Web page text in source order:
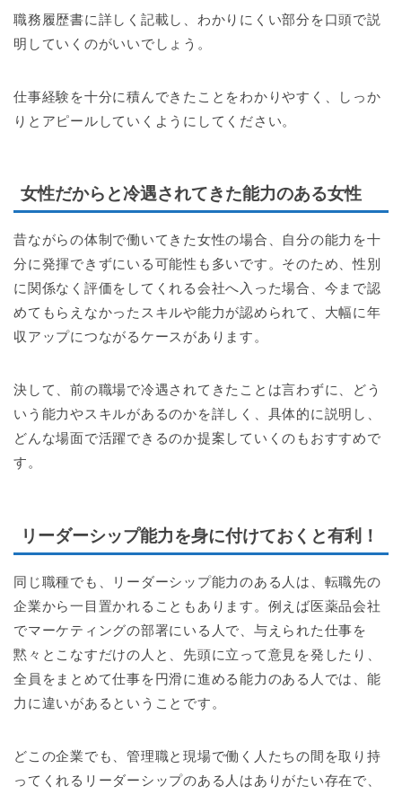
職務履歴書に詳しく記載し、わかりにくい部分を口頭で説
明していくのがいいでしょう。
仕事経験を十分に積んできたことをわかりやすく、しっか
りとアピールしていくようにしてください。
女性だからと冷遇されてきた能力のある女性
昔ながらの体制で働いてきた女性の場合、自分の能力を十
分に発揮できずにいる可能性も多いです。そのため、性別
に関係なく評価をしてくれる会社へ入った場合、今まで認
めてもらえなかったスキルや能力が認められて、大幅に年
収アップにつながるケースがあります。
決して、前の職場で冷遇されてきたことは言わずに、どう
いう能力やスキルがあるのかを詳しく、具体的に説明し、
どんな場面で活躍できるのか提案していくのもおすすめで
す。
リーダーシップ能力を身に付けておくと有利！
同じ職種でも、リーダーシップ能力のある人は、転職先の
企業から一目置かれることもあります。例えば医薬品会社
でマーケティングの部署にいる人で、与えられた仕事を
黙々とこなすだけの人と、先頭に立って意見を発したり、
全員をまとめて仕事を円滑に進める能力のある人では、能
力に違いがあるということです。
どこの企業でも、管理職と現場で働く人たちの間を取り持
ってくれるリーダーシップのある人はありがたい存在で、